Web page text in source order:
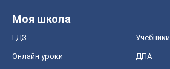
Моя школа
ГДЗ Учебники
Онлайн уроки ДПА